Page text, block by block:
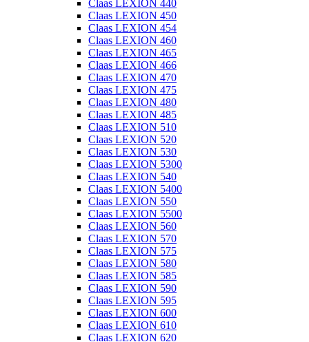
Claas LEXION 440
Claas LEXION 450
Claas LEXION 454
Claas LEXION 460
Claas LEXION 465
Claas LEXION 466
Claas LEXION 470
Claas LEXION 475
Claas LEXION 480
Claas LEXION 485
Claas LEXION 510
Claas LEXION 520
Claas LEXION 530
Claas LEXION 5300
Claas LEXION 540
Claas LEXION 5400
Claas LEXION 550
Claas LEXION 5500
Claas LEXION 560
Claas LEXION 570
Claas LEXION 575
Claas LEXION 580
Claas LEXION 585
Claas LEXION 590
Claas LEXION 595
Claas LEXION 600
Claas LEXION 610
Claas LEXION 620